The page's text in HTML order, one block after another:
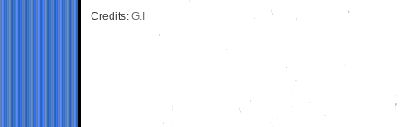
Credits: G.I